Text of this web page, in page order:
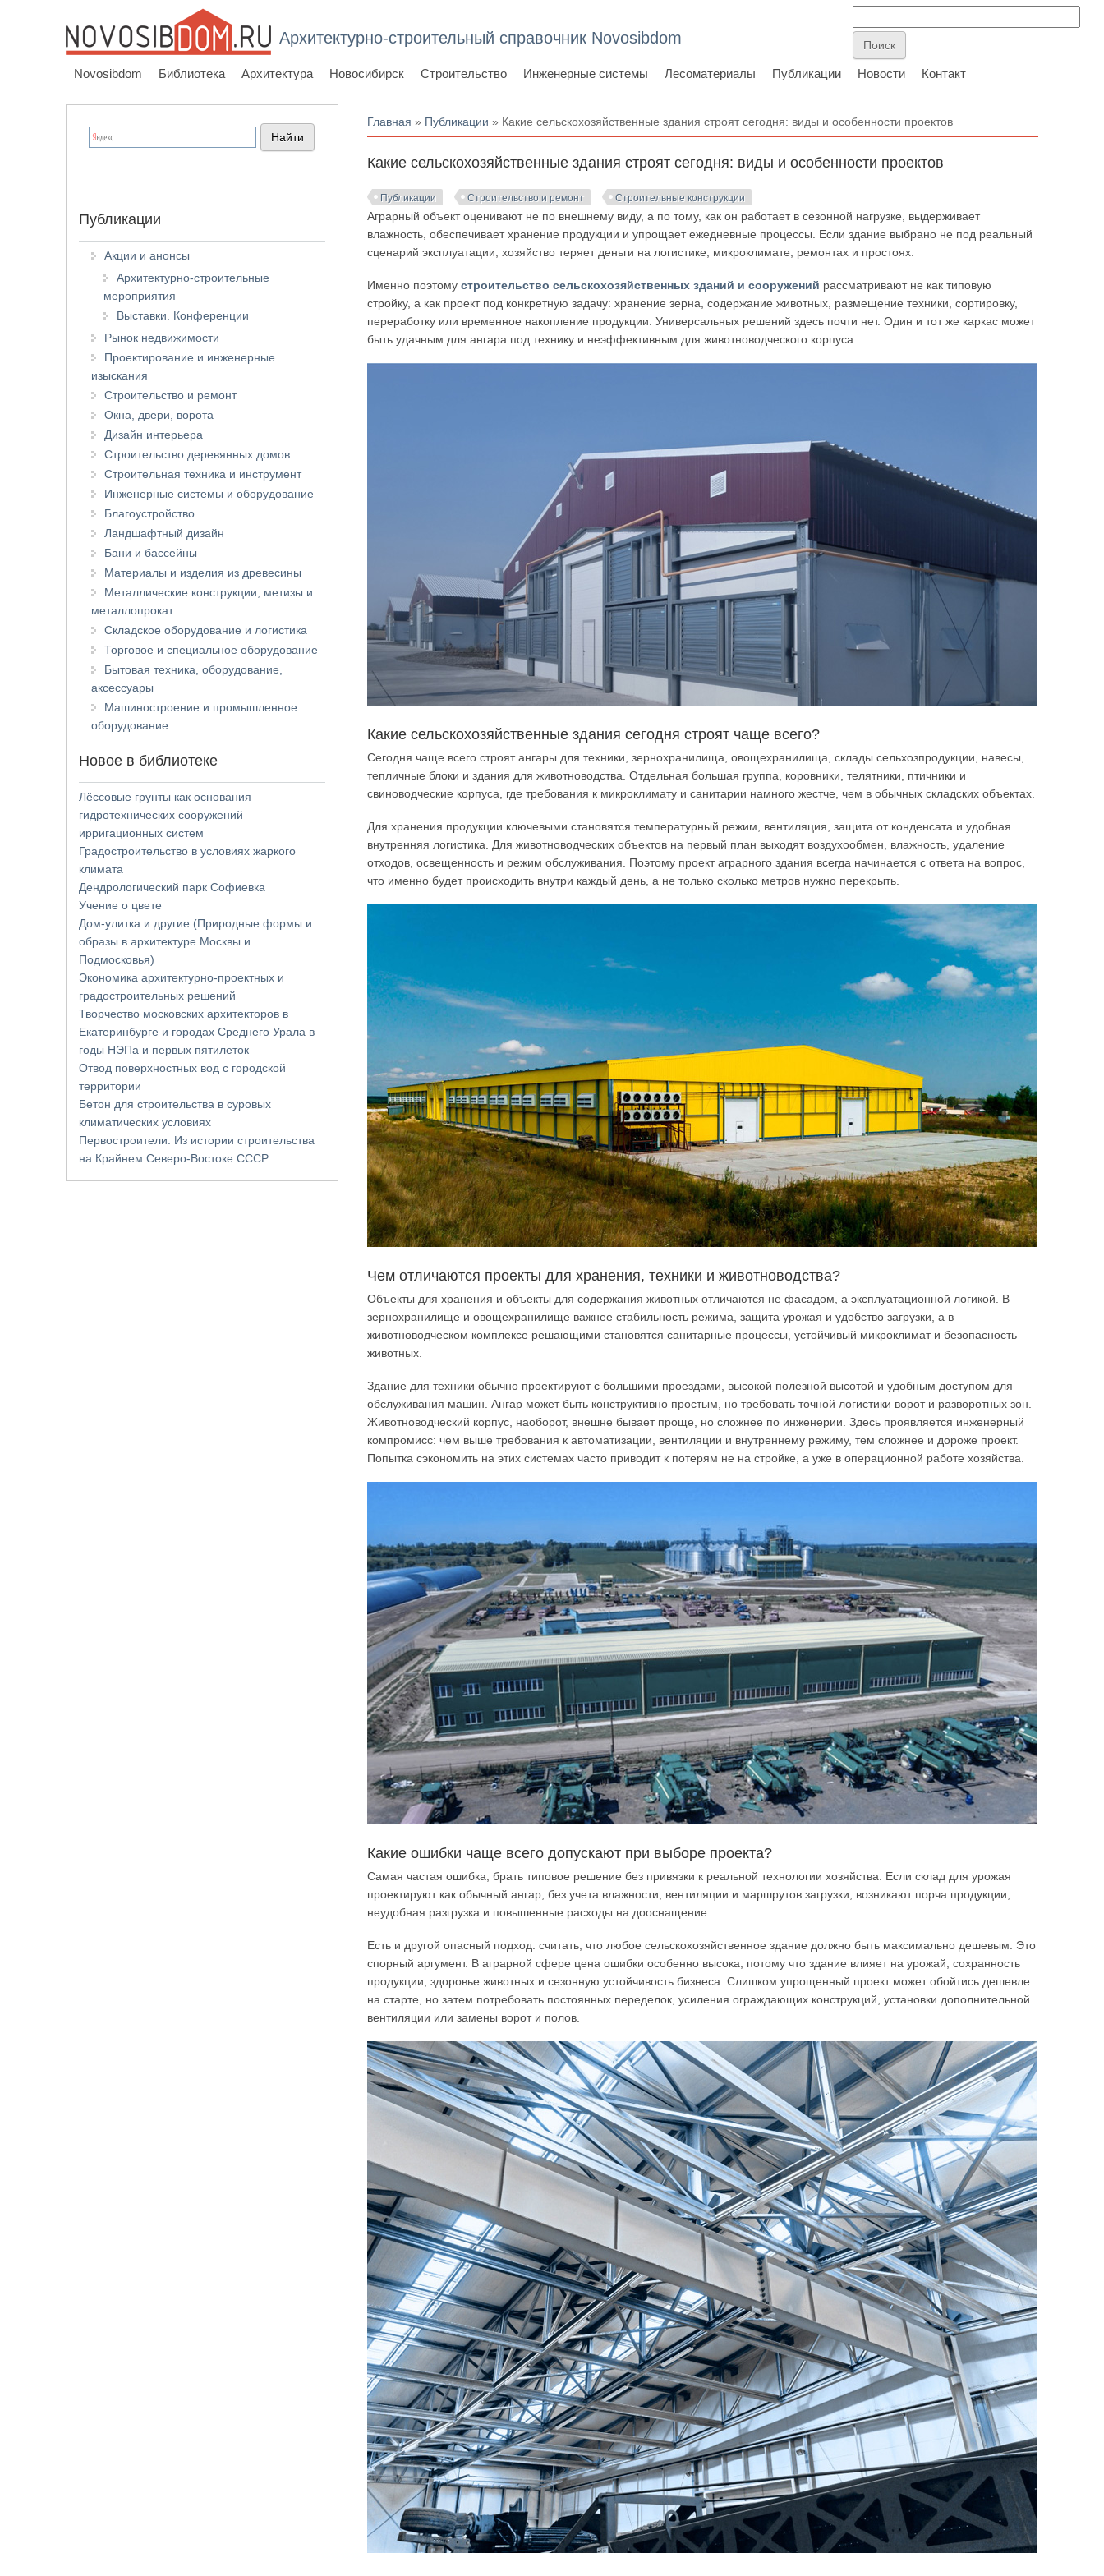
Архитектурно-строительный справочник Novosibdom
Novosibdom Библиотека Архитектура Новосибирск Строительство Инженерные системы Лесоматериалы Публикации Новости Контакт
Вы здесь
Главная » Публикации » Какие сельскохозяйственные здания строят сегодня: виды и особенности проектов
Какие сельскохозяйственные здания строят сегодня: виды и особенности проектов
Публикации Строительство и ремонт Строительные конструкции
Аграрный объект оценивают не по внешнему виду, а по тому, как он работает в сезонной нагрузке, выдерживает
влажность, обеспечивает хранение продукции и упрощает ежедневные процессы. Если здание выбрано не под реальный
сценарий эксплуатации, хозяйство теряет деньги на логистике, микроклимате, ремонтах и простоях.
Именно поэтомустроительство сельскохозяйственных зданий и сооружений рассматривают не как типовую
стройку, а как проект под конкретную задачу: хранение зерна, содержание животных, размещение техники, сортировку,
переработку или временное накопление продукции. Универсальных решений здесь почти нет. Один и тот же каркас может
быть удачным для ангара под технику и неэффективным для животноводческого корпуса.
Какие сельскохозяйственные здания сегодня строят чаще всего?
Сегодня чаще всего строят ангары для техники, зернохранилища, овощехранилища, склады сельхозпродукции, навесы,
тепличные блоки и здания для животноводства. Отдельная большая группа, коровники, телятники, птичники и
свиноводческие корпуса, где требования к микроклимату и санитарии намного жестче, чем в обычных складских объектах.
Для хранения продукции ключевыми становятся температурный режим, вентиляция, защита от конденсата и удобная
внутренняя логистика. Для животноводческих объектов на первый план выходят воздухообмен, влажность, удаление
отходов, освещенность и режим обслуживания. Поэтому проект аграрного здания всегда начинается с ответа на вопрос,
что именно будет происходить внутри каждый день, а не только сколько метров нужно перекрыть.
Чем отличаются проекты для хранения, техники и животноводства?
Объекты для хранения и объекты для содержания животных отличаются не фасадом, а эксплуатационной логикой. В
зернохранилище и овощехранилище важнее стабильность режима, защита урожая и удобство загрузки, а в
животноводческом комплексе решающими становятся санитарные процессы, устойчивый микроклимат и безопасность
животных.
Здание для техники обычно проектируют с большими проездами, высокой полезной высотой и удобным доступом для
обслуживания машин. Ангар может быть конструктивно простым, но требовать точной логистики ворот и разворотных зон.
Животноводческий корпус, наоборот, внешне бывает проще, но сложнее по инженерии. Здесь проявляется инженерный
компромисс: чем выше требования к автоматизации, вентиляции и внутреннему режиму, тем сложнее и дороже проект.
Попытка сэкономить на этих системах часто приводит к потерям не на стройке, а уже в операционной работе хозяйства.
Какие ошибки чаще всего допускают при выборе проекта?
Самая частая ошибка, брать типовое решение без привязки к реальной технологии хозяйства. Если склад для урожая
проектируют как обычный ангар, без учета влажности, вентиляции и маршрутов загрузки, возникают порча продукции,
неудобная разгрузка и повышенные расходы на дооснащение.
Есть и другой опасный подход: считать, что любое сельскохозяйственное здание должно быть максимально дешевым. Это
спорный аргумент. В аграрной сфере цена ошибки особенно высока, потому что здание влияет на урожай, сохранность
продукции, здоровье животных и сезонную устойчивость бизнеса. Слишком упрощенный проект может обойтись дешевле
на старте, но затем потребовать постоянных переделок, усиления ограждающих конструкций, установки дополнительной
вентиляции или замены ворот и полов.
Публикации
Акции и анонсы
Архитектурно-строительные
мероприятия
Выставки. Конференции
Рынок недвижимости
Проектирование и инженерные
изыскания
Строительство и ремонт
Окна, двери, ворота
Дизайн интерьера
Строительство деревянных домов
Строительная техника и инструмент
Инженерные системы и оборудование
Благоустройство
Ландшафтный дизайн
Бани и бассейны
Материалы и изделия из древесины
Металлические конструкции, метизы и
металлопрокат
Складское оборудование и логистика
Торговое и специальное оборудование
Бытовая техника, оборудование,
аксессуары
Машиностроение и промышленное
оборудование
Новое в библиотеке
Лёссовые грунты как основания
гидротехнических сооружений
ирригационных систем
Градостроительство в условиях жаркого
климата
Дендрологический парк Софиевка
Учение о цвете
Дом-улитка и другие (Природные формы и
образы в архитектуре Москвы и
Подмосковья)
Экономика архитектурно-проектных и
градостроительных решений
Творчество московских архитекторов в
Екатеринбурге и городах Среднего Урала в
годы НЭПа и первых пятилеток
Отвод поверхностных вод с городской
территории
Бетон для строительства в суровых
климатических условиях
Первостроители. Из истории строительства
на Крайнем Северо-Востоке СССР